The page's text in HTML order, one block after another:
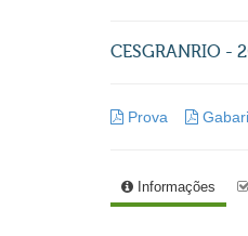
CESGRANRIO -
Prova
Informações